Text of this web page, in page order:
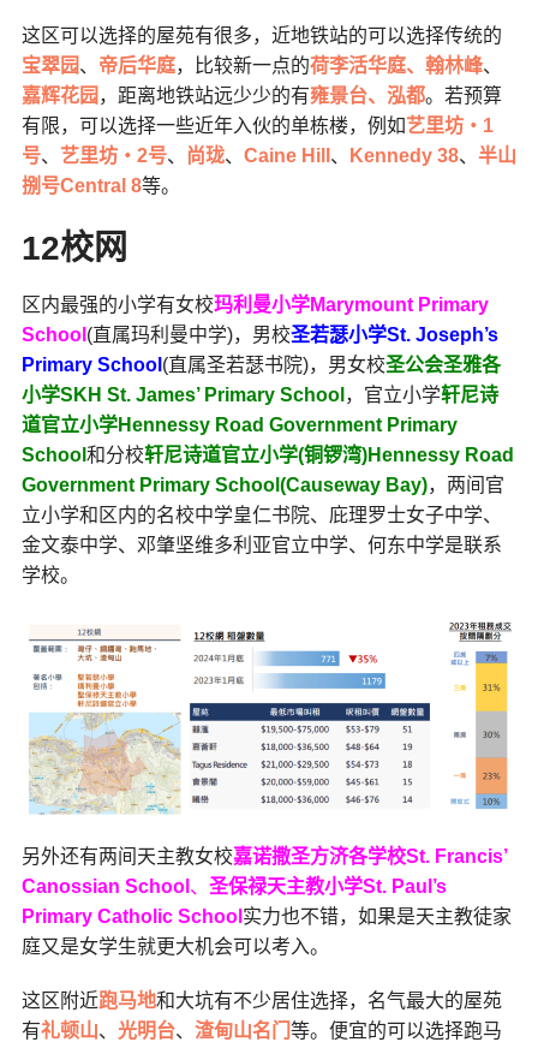
这区可以选择的屋苑有很多，近地铁站的可以选择传统的
宝翠园、 帝后华庭，比较新一点的荷李活华庭、 翰林峰、
嘉辉花园 ，距离地铁站远少少的有雍景台、 泓都。若预算
有限，可以选择一些近年入伙的单栋楼，例如艺里坊‧1
号、 艺里坊‧2号、 尚珑、 Caine Hill 、 Kennedy 38、 半山
捌号Central 8等。
12校网
区内最强的小学有女校玛利曼小学Marymount Primary
School (直属玛利曼中学)，男校圣若瑟小学St. Joseph’s
Primary School (直属圣若瑟书院)，男女校圣公会圣雅各
小学SKH St. James’ Primary School ，官立小学轩尼诗
道官立小学Hennessy Road Government Primary
School 和分校轩尼诗道官立小学(铜锣湾)Hennessy Road
Government Primary School(Causeway Bay)，两间官
立小学和区内的名校中学皇仁书院、庇理罗士女子中学、
金文泰中学、邓肇坚维多利亚官立中学、何东中学是联系
学校。
另外还有两间天主教女校嘉诺撒圣方济各学校St. Francis’
Canossian School 、 圣保禄天主教小学St. Paul’s
Primary Catholic School 实力也不错，如果是天主教徒家
庭又是女学生就更大机会可以考入。
这区附近跑马地和大坑有不少居住选择，名气最大的屋苑
有礼顿山、 光明台、 渣甸山名门 等。便宜的可以选择跑马